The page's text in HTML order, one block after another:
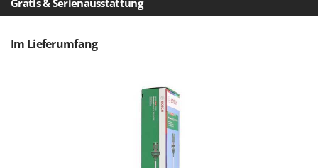
Omas
Ooni
Im Lieferumfang